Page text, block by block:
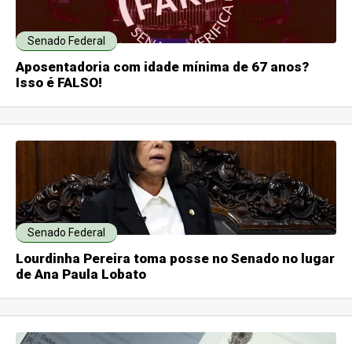
Senado Federal
Aposentadoria com idade mínima de 67 anos?
Isso é FALSO!
Senado Federal
Lourdinha Pereira toma posse no Senado no lugar
de Ana Paula Lobato